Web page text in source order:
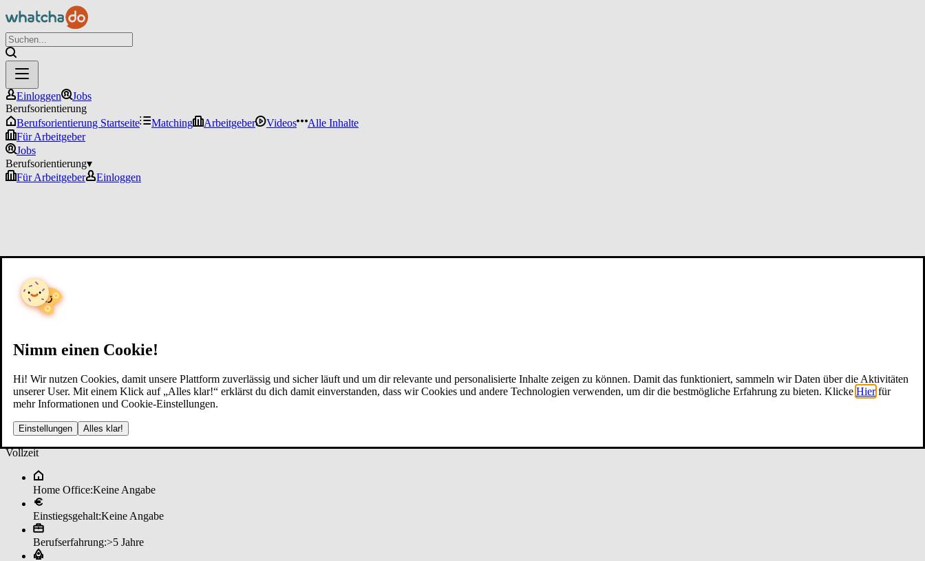
Nimm einen Cookie!
Hi! Wir nutzen Cookies, damit unsere Plattform zuverlässig und sicher läuft und um dir relevante und personalisierte Inhalte zeigen zu können. Damit das funktioniert, sammeln wir Daten über die Aktivitäten
unserer User. Mit einem Klick auf „Alles klar!“ erklärst du dich damit einverstanden, dass wir Cookies und andere Technologien verwenden, um dir die bestmögliche Erfahrung zu bieten. Klicke Hier für
mehr Informationen und Cookie-Einstellungen.
Einstellungen Alles klar!
Einloggen
Jobs
Berufsorientierung
Berufsorientierung Startseite
Matching Arbeitgeber Videos
Alle Inhalte
Für Arbeitgeber
Jobs
Berufsorientierung▾
Für Arbeitgeber
Einloggen
Im­mo­bi­li­en­mak­ler (m/w/d) al­s Ver­kaufs­lei­tun­g bei un­de­fi­ned
Vollzeit
Home Office:Keine Angabe
Einstiegsgehalt:Keine Angabe
Berufserfahrung:>5 Jahre